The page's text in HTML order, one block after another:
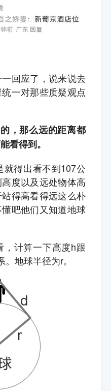
回应了，说来说去
一对那些质疑观点
，那么远的距离都
看得到。
就得出看不到107公
度以及远处物体高
得高看得远这么朴
吧他们又知道地球
计算一下高度h跟
地球半径为r。